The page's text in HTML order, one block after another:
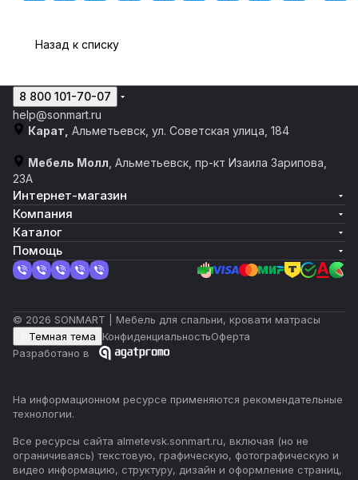
Назад к списку
8 800 101-70-07
help@sonmart.ru
Карат, Альметьевск, ул. Советская улица, 184
Мебель Молл , Альметьевск, пр-кт Изаила Зарипова,
23А
Интернет-магазин
Компания
Каталог
Помощь
© 2026 SONMART | Мебель для спальни, кровати матрасы
Темная тема
КонфиденциальностьОферта
Разработано в
На информационном ресурсе применяются рекомендательные
технологии.
Все ресурсы сайта almetevsk.sonmart.ru, включая (но не
ограничиваясь) текстовую, графическую, фотографическую и
видео информацию, структуру, дизайн и оформление страниц,